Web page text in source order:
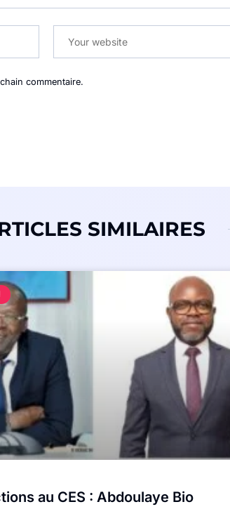
commentaire.
SIMILAIRES
au CES : Abdoulaye Bio